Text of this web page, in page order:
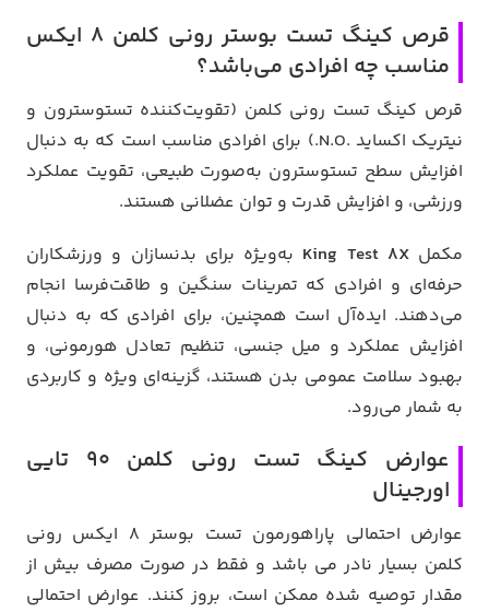
قرص کینگ تست بوستر رونی کلمن 8 ایکس
مناسب چه افرادی می‌باشد؟
قرص کینگ تست رونی کلمن (تقویت‌کننده تستوسترون و
نیتریک اکساید .N.O.) برای افرادی مناسب است که به دنبال
افزایش سطح تستوسترون به‌صورت طبیعی، تقویت عملکرد
ورزشی، و افزایش قدرت و توان عضلانی هستند.
مکملKing Test 8X به‌ویژه برای بدنسازان و ورزشکاران
حرفه‌ای و افرادی که تمرینات سنگین و طاقت‌فرسا انجام
می‌دهند. ایده‌آل است همچنین، برای افرادی که به دنبال
افزایش عملکرد و میل جنسی، تنظیم تعادل هورمونی، و
بهبود سلامت عمومی بدن هستند، گزینه‌ای ویژه و کاربردی
به شمار می‌رود.
عوارض کینگ تست رونی کلمن 90 تایی
اورجینال
عوارض احتمالی پاراهورمون تست بوستر 8 ایکس رونی
کلمن بسیار نادر می باشد و فقط در صورت مصرف بیش از
مقدار توصیه شده ممکن است، بروز کنند. عوارض احتمالی